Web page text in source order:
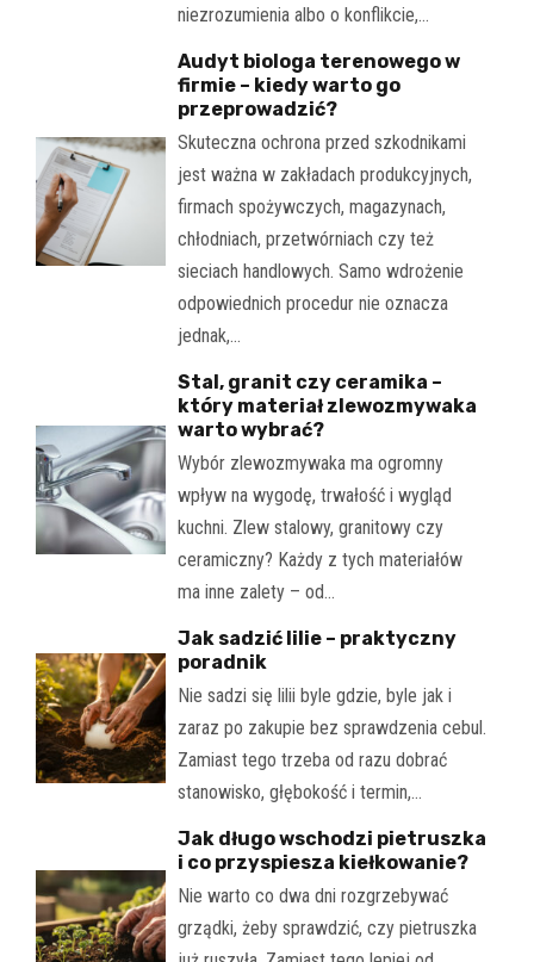
niezrozumienia albo o konflikcie,…
Audyt biologa terenowego w
firmie – kiedy warto go
przeprowadzić?
Skuteczna ochrona przed szkodnikami
jest ważna w zakładach produkcyjnych,
firmach spożywczych, magazynach,
chłodniach, przetwórniach czy też
sieciach handlowych. Samo wdrożenie
odpowiednich procedur nie oznacza
jednak,…
Stal, granit czy ceramika –
który materiał zlewozmywaka
warto wybrać?
Wybór zlewozmywaka ma ogromny
wpływ na wygodę, trwałość i wygląd
kuchni. Zlew stalowy, granitowy czy
ceramiczny? Każdy z tych materiałów
ma inne zalety – od…
Jak sadzić lilie – praktyczny
poradnik
Nie sadzi się lilii byle gdzie, byle jak i
zaraz po zakupie bez sprawdzenia cebul.
Zamiast tego trzeba od razu dobrać
stanowisko, głębokość i termin,…
Jak długo wschodzi pietruszka
i co przyspiesza kiełkowanie?
Nie warto co dwa dni rozgrzebywać
grządki, żeby sprawdzić, czy pietruszka